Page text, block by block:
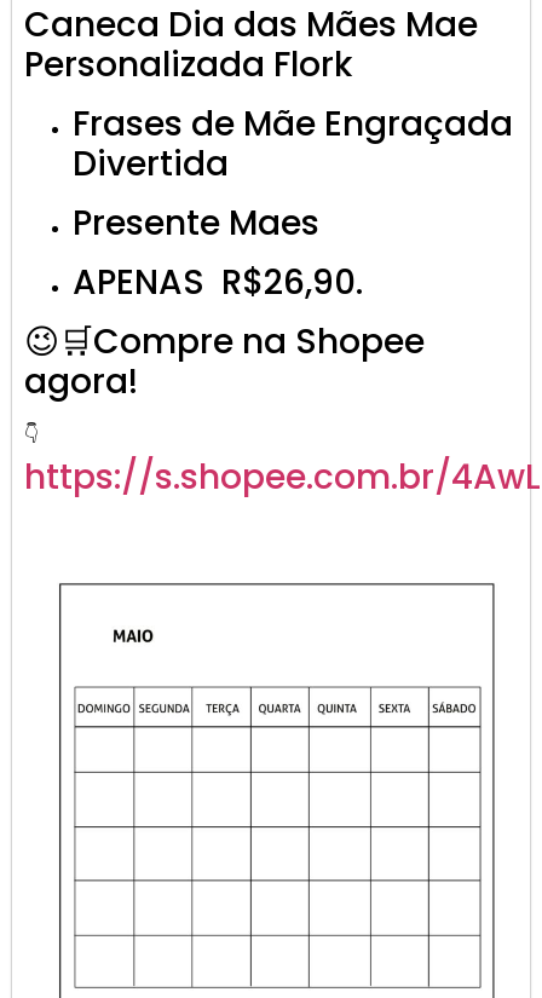
Caneca Dia das Mães Mae
Personalizada Flork
Frases de Mãe Engraçada
Divertida
Presente Maes
APENAS R$26,90.
😉🛒Compre na Shopee
agora!
👇
https://s.shopee.com.br/